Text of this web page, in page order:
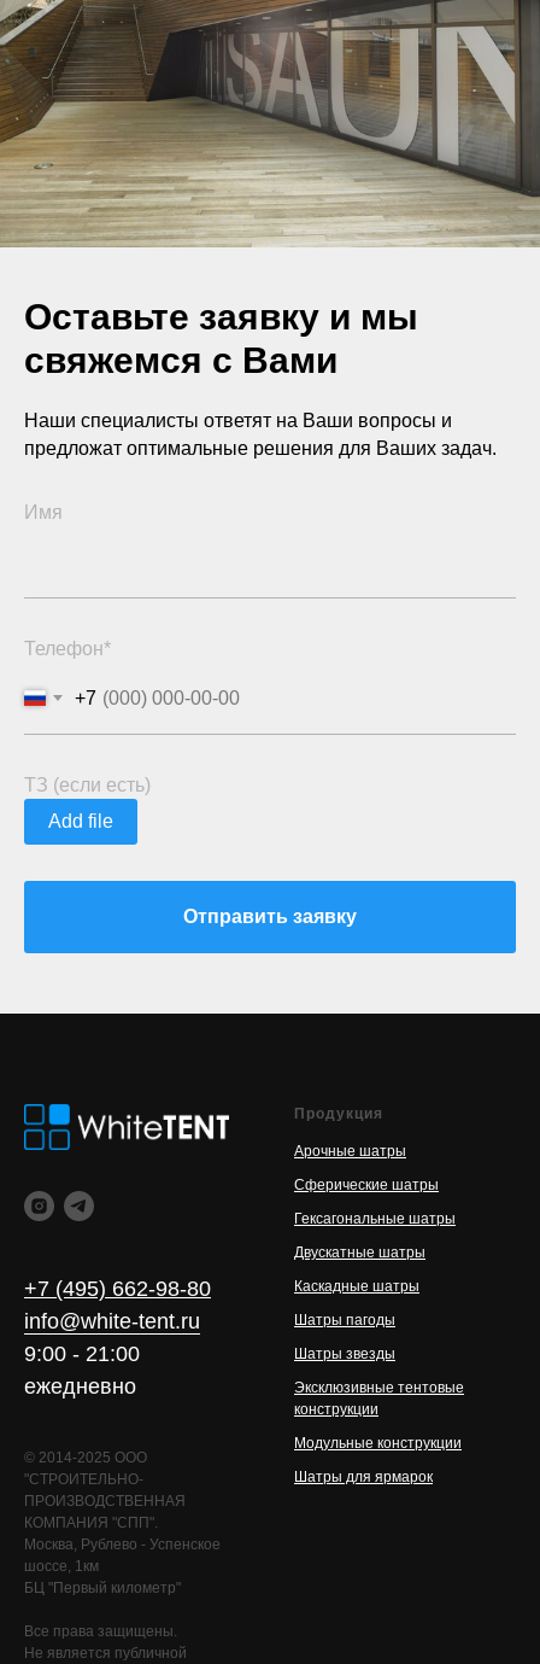
Оставьте заявку и мы
свяжемся с Вами
Наши специалисты ответят на Ваши вопросы и
предложат оптимальные решения для Ваших задач.
Имя
Телефон*
+7
ТЗ (если есть)
Add file
Отправить заявку
+7 (495) 662-98-80
info@white-tent.ru
9:00 - 21:00
ежедневно
© 2014-2025 ООО
"СТРОИТЕЛЬНО-
ПРОИЗВОДСТВЕННАЯ
КОМПАНИЯ "СПП".
Москва, Рублево - Успенское
шоссе, 1км
БЦ "Первый километр"
Все права защищены.
Не является публичной
Продукция
Арочные шатры
Сферические шатры
Гексагональные шатры
Двускатные шатры
Каскадные шатры
Шатры пагоды
Шатры звезды
Эксклюзивные тентовые
конструкции
Модульные конструкции
Шатры для ярмарок